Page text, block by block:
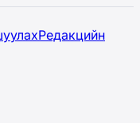
Редакцийн